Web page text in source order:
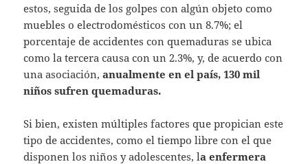
estos, seguida de los golpes con algún objeto como
muebles o electrodomésticos con un 8.7%; el
porcentaje de accidentes con quemaduras se ubica
como la tercera causa con un 2.3%, y, de acuerdo con
una asociación,anualmente en el país, 130 mil
niños sufren quemaduras.
Si bien, existen múltiples factores que propician este
tipo de accidentes, como el tiempo libre con el que
disponen los niños y adolescentes, la enfermera